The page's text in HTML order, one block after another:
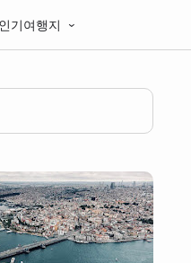
인기여행지